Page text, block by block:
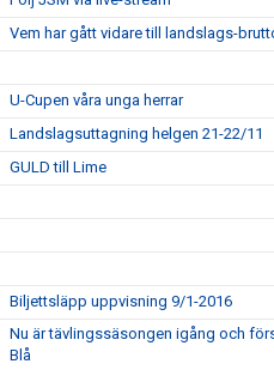
Vem har gått vidare till landslags-
U-Cupen våra unga herrar
Landslagsuttagning helgen 21-22/11
GULD till Lime
Biljettsläpp uppvisning 9/1-2016
Nu är tävlingssäsongen igång och
Blå